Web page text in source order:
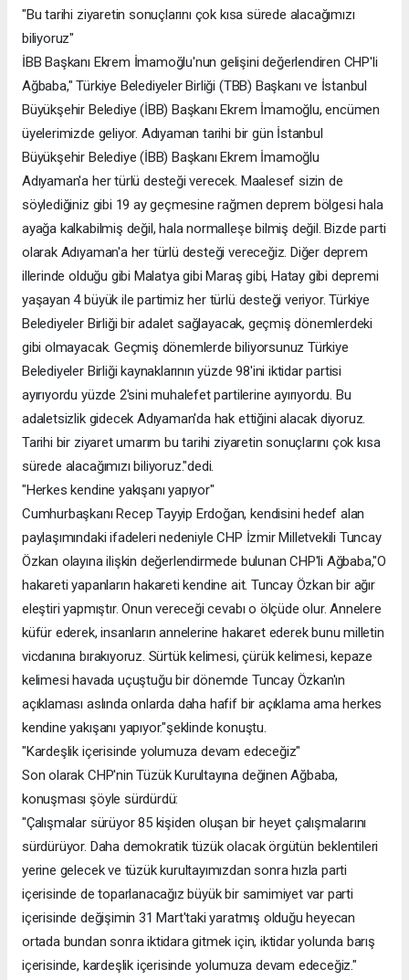
"Bu tarihi ziyaretin sonuçlarını çok kısa sürede alacağımızı
biliyoruz"
İBB Başkanı Ekrem İmamoğlu'nun gelişini değerlendiren CHP'li
Ağbaba," Türkiye Belediyeler Birliği (TBB) Başkanı ve İstanbul
Büyükşehir Belediye (İBB) Başkanı Ekrem İmamoğlu, encümen
üyelerimizde geliyor. Adıyaman tarihi bir gün İstanbul
Büyükşehir Belediye (İBB) Başkanı Ekrem İmamoğlu
Adıyaman'a her türlü desteği verecek. Maalesef sizin de
söylediğiniz gibi 19 ay geçmesine rağmen deprem bölgesi hala
ayağa kalkabilmiş değil, hala normalleşe bilmiş değil. Bizde parti
olarak Adıyaman'a her türlü desteği vereceğiz. Diğer deprem
illerinde olduğu gibi Malatya gibi Maraş gibi, Hatay gibi depremi
yaşayan 4 büyük ile partimiz her türlü desteği veriyor. Türkiye
Belediyeler Birliği bir adalet sağlayacak, geçmiş dönemlerdeki
gibi olmayacak. Geçmiş dönemlerde biliyorsunuz Türkiye
Belediyeler Birliği kaynaklarının yüzde 98'ini iktidar partisi
ayırıyordu yüzde 2'sini muhalefet partilerine ayırıyordu. Bu
adaletsizlik gidecek Adıyaman'da hak ettiğini alacak diyoruz.
Tarihi bir ziyaret umarım bu tarihi ziyaretin sonuçlarını çok kısa
sürede alacağımızı biliyoruz."dedi.
"Herkes kendine yakışanı yapıyor"
Cumhurbaşkanı Recep Tayyip Erdoğan, kendisini hedef alan
paylaşımındaki ifadeleri nedeniyle CHP İzmir Milletvekili Tuncay
Özkan olayına ilişkin değerlendirmede bulunan CHP'li Ağbaba,"O
hakareti yapanların hakareti kendine ait. Tuncay Özkan bir ağır
eleştiri yapmıştır. Onun vereceği cevabı o ölçüde olur. Annelere
küfür ederek, insanların annelerine hakaret ederek bunu milletin
vicdanına bırakıyoruz. Sürtük kelimesi, çürük kelimesi, kepaze
kelimesi havada uçuştuğu bir dönemde Tuncay Özkan'ın
açıklaması aslında onlarda daha hafif bir açıklama ama herkes
kendine yakışanı yapıyor."şeklinde konuştu.
"Kardeşlik içerisinde yolumuza devam edeceğiz"
Son olarak CHP'nin Tüzük Kurultayına değinen Ağbaba,
konuşması şöyle sürdürdü:
"Çalışmalar sürüyor 85 kişiden oluşan bir heyet çalışmalarını
sürdürüyor. Daha demokratik tüzük olacak örgütün beklentileri
yerine gelecek ve tüzük kurultayımızdan sonra hızla parti
içerisinde de toparlanacağız büyük bir samimiyet var parti
içerisinde değişimin 31 Mart'taki yaratmış olduğu heyecan
ortada bundan sonra iktidara gitmek için, iktidar yolunda barış
içerisinde, kardeşlik içerisinde yolumuza devam edeceğiz."